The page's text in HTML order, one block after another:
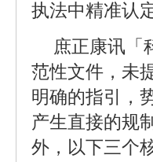
执法中精准认
庶正康讯「
范性文件，未
明确的指引，
产生直接的规
外，以下三个